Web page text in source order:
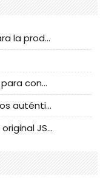
Guía de evaluación y adaptación para la producción en serie de componentes de cables nacionales para CNC Tech
Estándares de prueba actualizados para conectores nacionales bajo la referencia de CLIFF
Conector JST- Proporciona productos auténticos y alternativos del conector JST NSHR-02V-S
Conector JST - Suministra conector original JST GHR-09V-S | productos alternativos